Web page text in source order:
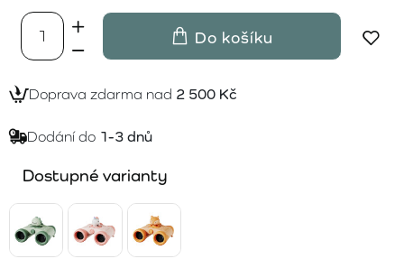
Do košíku
Doprava zdarma nad 2 500 Kč
Dodání do 1-3 dnů
Dostupné varianty